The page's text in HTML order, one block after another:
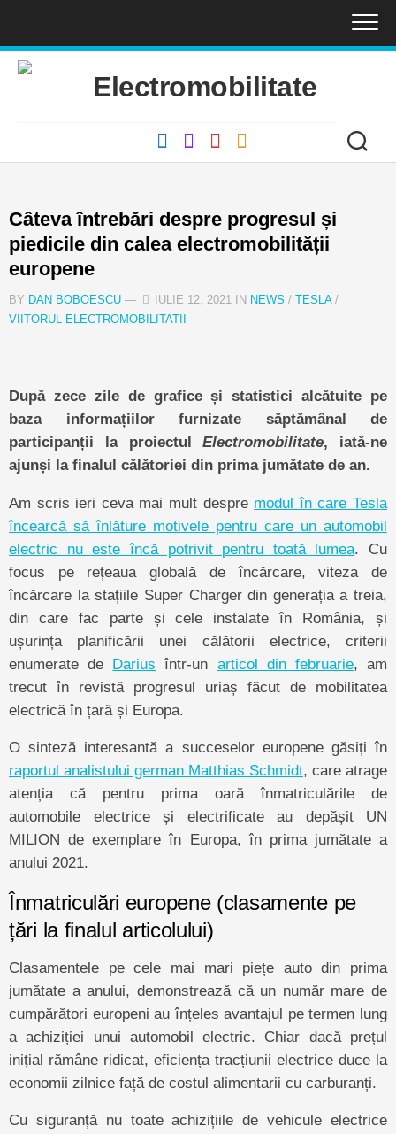
content
Câteva întrebări despre progresul și
piedicile din calea electromobilității
europene
BY DAN BOBOESCU — IULIE 12, 2021 IN NEWS / TESLA/
VIITORUL ELECTROMOBILITATII
După zece zile de grafice și statistici alcătuite pe
baza informațiilor furnizate săptămânal de
participanții la proiectulElectromobilitate, iată-ne
ajunși la finalul călătoriei din prima jumătate de an.
Am scris ieri ceva mai mult despre modul în care Tesla
încearcă să înlăture motivele pentru care un automobil
electric nu este încă potrivit pentru toată lumea . Cu
focus pe rețeaua globală de încărcare, viteza de
încărcare la stațiile Super Charger din generația a treia,
din care fac parte și cele instalate în România, și
ușurința planificării unei călătorii electrice, criterii
enumerate de Darius într-un articol din februarie, am
trecut în revistă progresul uriaș făcut de mobilitatea
electrică în țară și Europa.
O sinteză interesantă a succeselor europene găsiți în
raportul analistului german Matthias Schmidt, care atrage
atenția că pentru prima oară înmatriculările de
automobile electrice și electrificate au depășit UN
MILION de exemplare în Europa, în prima jumătate a
anului 2021.
Înmatriculări europene (clasamente pe
țări la finalul articolului)
Clasamentele pe cele mai mari piețe auto din prima
jumătate a anului, demonstrează că un număr mare de
cumpărători europeni au înțeles avantajul pe termen lung
a achiziției unui automobil electric. Chiar dacă prețul
inițial rămâne ridicat, eficiența tracțiunii electrice duce la
economii zilnice față de costul alimentarii cu carburanți.
Cu siguranță nu toate achizițiile de vehicule electrice